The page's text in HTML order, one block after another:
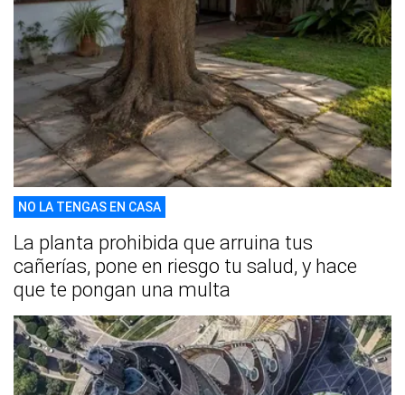
NO LA TENGAS EN CASA
La planta prohibida que arruina tus
cañerías, pone en riesgo tu salud, y hace
que te pongan una multa